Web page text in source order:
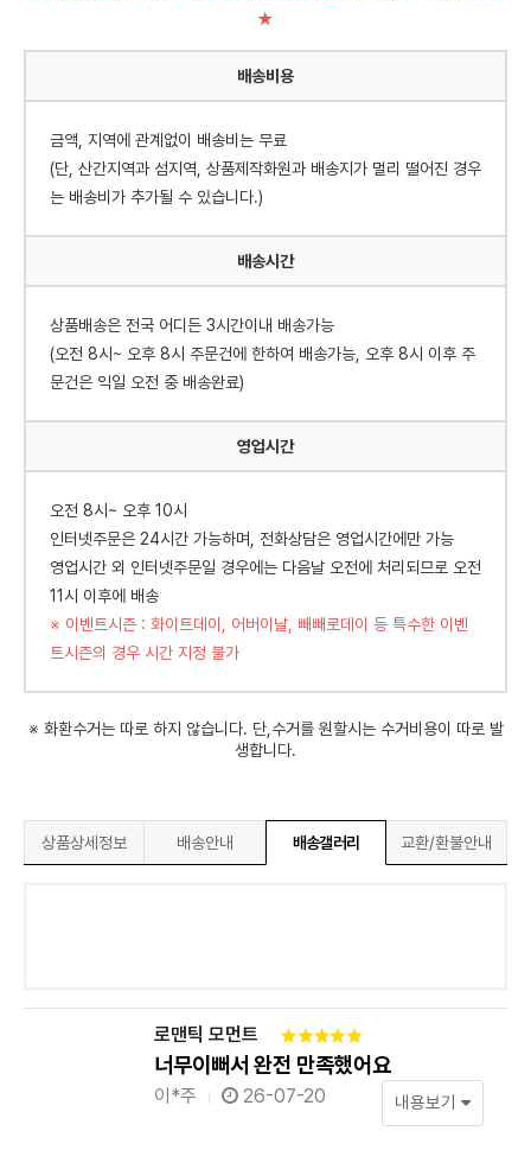
★
배송비용
금액, 지역에 관계없이 배송비는 무료
(단, 산간지역과 섬지역, 상품제작화원과 배송지가 멀리 떨어진 경우
는 배송비가 추가될 수 있습니다.)
배송시간
상품배송은 전국 어디든 3시간이내 배송가능
(오전 8시~ 오후 8시 주문건에 한하여 배송가능, 오후 8시 이후 주
문건은 익일 오전 중 배송완료)
영업시간
오전 8시~ 오후 10시
인터넷주문은 24시간 가능하며, 전화상담은 영업시간에만 가능
영업시간 외 인터넷주문일 경우에는 다음날 오전에 처리되므로 오전
11시 이후에 배송
※ 이벤트시즌 : 화이트데이, 어버이날, 빼빼로데이 등 특수한 이벤
트시즌의 경우 시간 지정 불가
※ 화환수거는 따로 하지 않습니다. 단,수거를 원할시는 수거비용이 따로 발
생합니다.
상품상세정보 배송안내 배송갤러리 교환/환불안내
로맨틱 모먼트
너무이뻐서 완전 만족했어요
이*주 26-07-20 내용보기